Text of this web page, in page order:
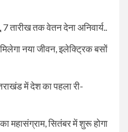
तारीख तक वेतन देना अनिवार्य..
नया जीवन, इलेक्ट्रिक बसों
में देश का पहला री-
महासंग्राम, सितंबर में शुरू होगा